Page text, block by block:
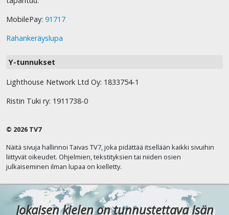
MobilePay: 91717
Rahankeräyslupa
Y-tunnukset
Lighthouse Network Ltd Oy: 1833754-1
Ristin Tuki ry: 1911738-0
© 2026 TV7
Näitä sivuja hallinnoi Taivas TV7, joka pidättää itsellään kaikki sivuihin
liittyvät oikeudet. Ohjelmien, tekstityksien tai niiden osien
julkaiseminen ilman lupaa on kielletty.
Jokaisen kielen on tunnustettava Isän